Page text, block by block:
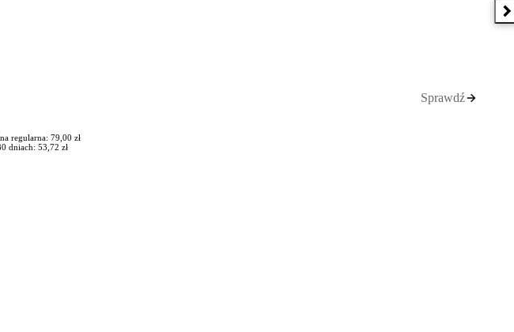
Sprawdź
regularna: 79,00 zł
dniach: 53,72 zł